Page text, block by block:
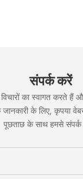
संपर्क करें
का स्वागत करते हैं
के लिए, कृपया
पूछताछ के साथ हमसे